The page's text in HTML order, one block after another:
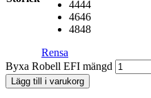
4444
4646
4848
Rensa
Byxa Robell EFI mängd
Lägg till i varukorg